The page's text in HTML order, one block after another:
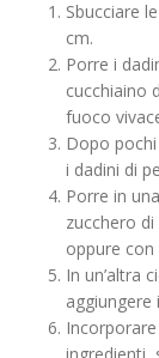
Sbucciare
cm.
Porre i
cucchiaino
fuoco
Dopo
i dadini di
Porre in
zucchero
oppure
In un’altra
aggiungere
ingredienti,